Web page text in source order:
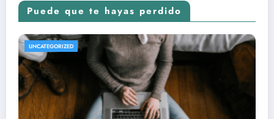
Puede que te hayas perdido
REVISTA DE CINE | NOTICIAS, IMÁGENES, TRÁILERS, ARTÍCULOS Y CRÍTICAS
UNCATEGORIZED